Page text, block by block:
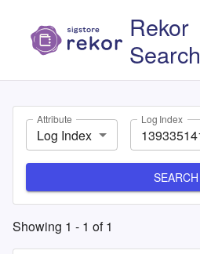
Rekor
Search
Attribute
Log Index
Log Index
SEARCH
Showing 1 - 1 of1